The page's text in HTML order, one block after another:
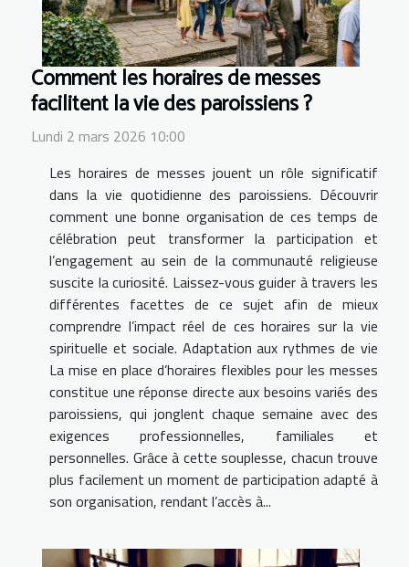
Comment les horaires de messes
facilitent la vie des paroissiens ?
Lundi 2 mars 2026 10:00
Les horaires de messes jouent un rôle significatif
dans la vie quotidienne des paroissiens. Découvrir
comment une bonne organisation de ces temps de
célébration peut transformer la participation et
l’engagement au sein de la communauté religieuse
suscite la curiosité. Laissez-vous guider à travers les
différentes facettes de ce sujet afin de mieux
comprendre l’impact réel de ces horaires sur la vie
spirituelle et sociale. Adaptation aux rythmes de vie
La mise en place d’horaires flexibles pour les messes
constitue une réponse directe aux besoins variés des
paroissiens, qui jonglent chaque semaine avec des
exigences professionnelles, familiales et
personnelles. Grâce à cette souplesse, chacun trouve
plus facilement un moment de participation adapté à
son organisation, rendant l’accès à...